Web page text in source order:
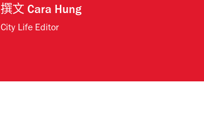
撰文Cara Hung
City Life Editor